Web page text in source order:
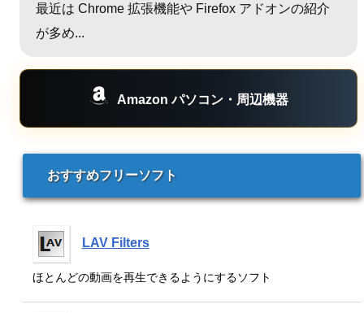
最近は Chrome 拡張機能や Firefox アドオンの紹介
が多め...
Amazon パソコン・周辺機器
おすすめフリーソフト
LAV Filters
ほとんどの動画を再生できるようにするソフト